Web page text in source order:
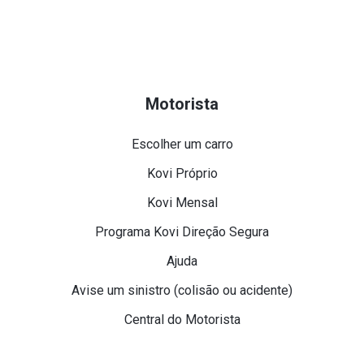
Motorista
Escolher um carro
Kovi Próprio
Kovi Mensal
Programa Kovi Direção Segura
Ajuda
Avise um sinistro (colisão ou acidente)
Central do Motorista